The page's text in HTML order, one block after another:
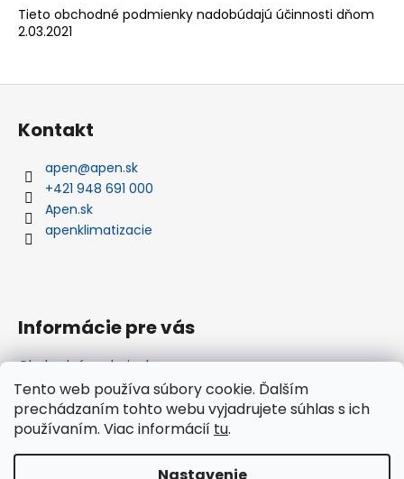
Tento web používa súbory cookie. Ďalším
prechádzaním tohto webu vyjadrujete súhlas s ich
používaním. Viac informácií tu.
Tieto obchodné podmienky nadobúdajú účinnosti dňom
2.03.2021
Z
Kontakt
apen@apen.sk
+421 948 691 000
Apen.sk
apenklimatizacie
Informácie pre vás
Obchodné podmienky
Podmienky ochrany osobných údajov
Nákup na splátky
Ako nakupovať na splátky cez Quatro